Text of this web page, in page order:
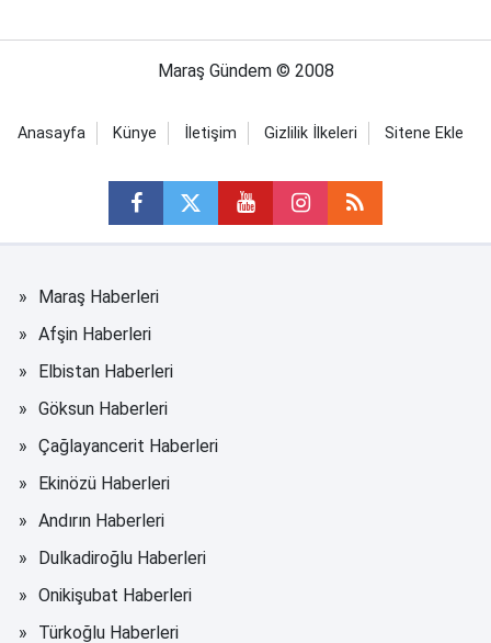
Maraş Gündem © 2008
Anasayfa Künye İletişim Gizlilik İlkeleri Sitene Ekle
Maraş Haberleri
Afşin Haberleri
Elbistan Haberleri
Göksun Haberleri
Çağlayancerit Haberleri
Ekinözü Haberleri
Andırın Haberleri
Dulkadiroğlu Haberleri
Onikişubat Haberleri
Türkoğlu Haberleri